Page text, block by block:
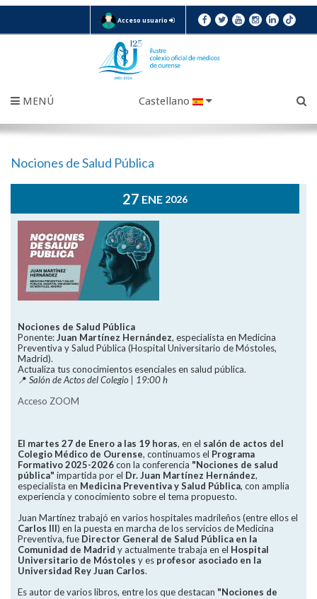
Acceso usuario
MENÚ Castellano
Nociones de Salud Pública
27 ENE 2026
Nociones de Salud Pública
Ponente:Juan Martínez Hernández, especialista en Medicina
Preventiva y Salud Pública (Hospital Universitario de Móstoles,
Madrid).
Actualiza tus conocimientos esenciales en salud pública.
📍 Salón de Actos del Colegio | 19:00 h
Acceso ZOOM
El martes 27 de Enero a las 19 horas, en el salón de actos del
Colegio Médico de Ourense, continuamos el Programa
Formativo 2025-2026con la conferencia "Nociones de salud
pública" impartida por el Dr. Juan Martínez Hernández,
especialista en Medicina Preventiva y Salud Pública, con amplia
experiencia y conocimiento sobre el tema propuesto.
Juan Martínez trabajó en varios hospitales madrileños (entre ellos el
Carlos III) en la puesta en marcha de los servicios de Medicina
Preventiva, fue Director General de Salud Pública en la
Comunidad de Madrid y actualmente trabaja en el Hospital
Universitario de Móstoles y es profesor asociado en la
Universidad Rey Juan Carlos.
Es autor de varios libros, entre los que destacan "Nociones de